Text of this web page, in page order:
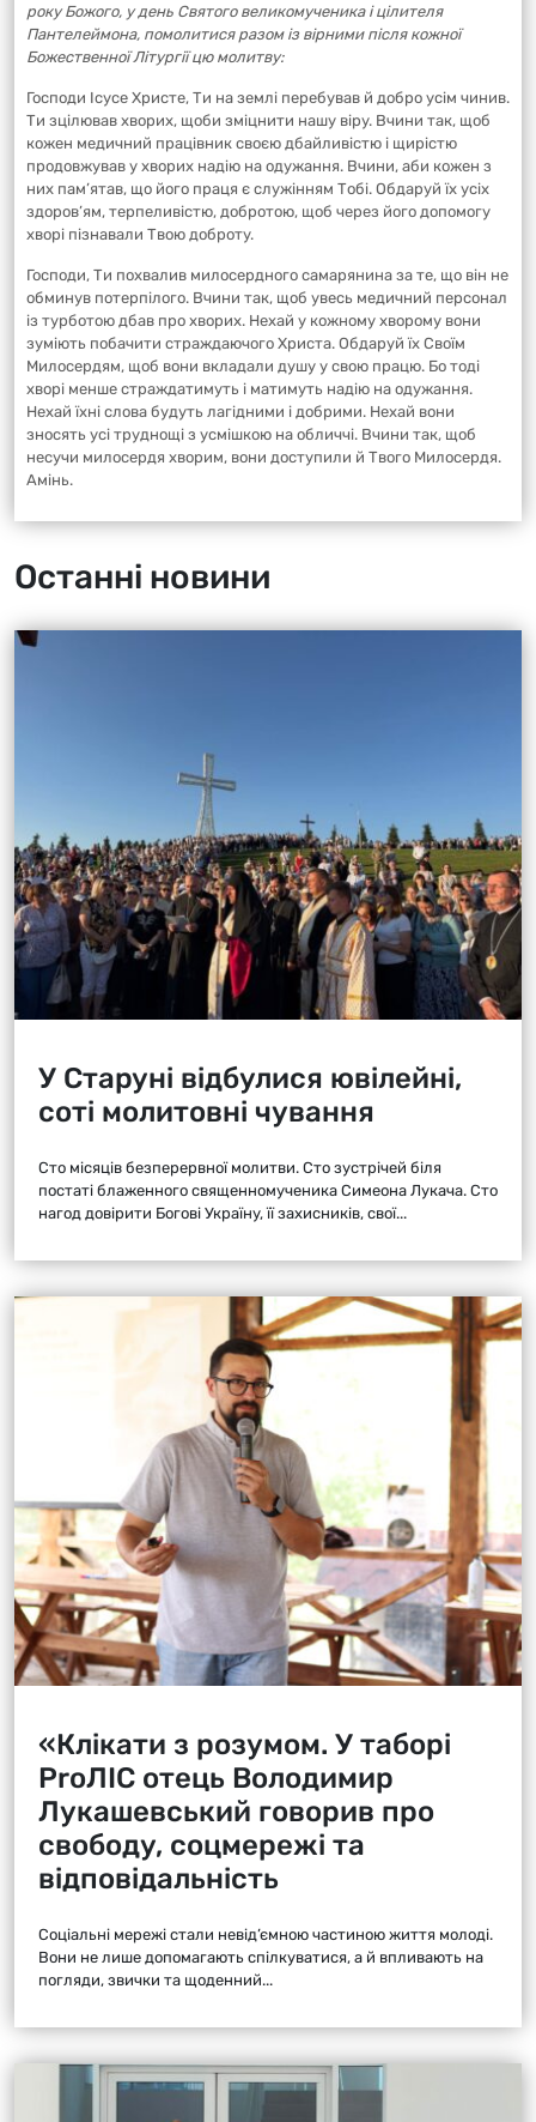
року Божого, у день Святого великомученика і цілителя
Пантелеймона, помолитися разом із вірними після кожної
Божественної Літургії цю молитву:
Господи Ісусе Христе, Ти на землі перебував й добро усім чинив.
Ти зцілював хворих, щоби зміцнити нашу віру. Вчини так, щоб
кожен медичний працівник своєю дбайливістю і щирістю
продовжував у хворих надію на одужання. Вчини, аби кожен з
них пам’ятав, що його праця є служінням Тобі. Обдаруй їх усіх
здоров’ям, терпеливістю, добротою, щоб через його допомогу
хворі пізнавали Твою доброту.
Господи, Ти похвалив милосердного самарянина за те, що він не
обминув потерпілого. Вчини так, щоб увесь медичний персонал
із турботою дбав про хворих. Нехай у кожному хворому вони
зуміють побачити страждаючого Христа. Обдаруй їх Своїм
Милосердям, щоб вони вкладали душу у свою працю. Бо тоді
хворі менше страждатимуть і матимуть надію на одужання.
Нехай їхні слова будуть лагідними і добрими. Нехай вони
зносять усі труднощі з усмішкою на обличчі. Вчини так, щоб
несучи милосердя хворим, вони доступили й Твого Милосердя.
Амінь.
Останні новини
У Старуні відбулися ювілейні,
соті молитовні чування
Сто місяців безперервної молитви. Сто зустрічей біля
постаті блаженного священномученика Симеона Лукача. Сто
нагод довірити Богові Україну, її захисників, свої...
«Клікати з розумом. У таборі
ProЛІС отець Володимир
Лукашевський говорив про
свободу, соцмережі та
відповідальність
Соціальні мережі стали невід’ємною частиною життя молоді.
Вони не лише допомагають спілкуватися, а й впливають на
погляди, звички та щоденний...